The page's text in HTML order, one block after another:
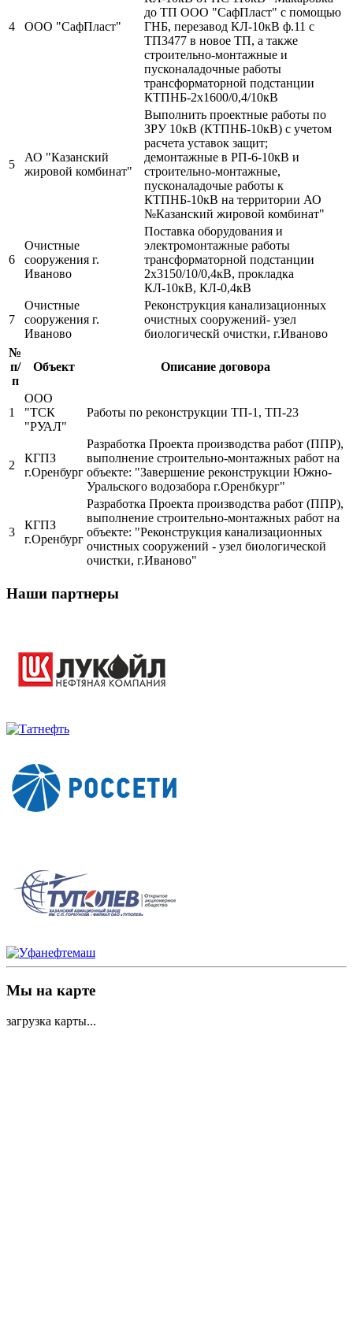
4 ООО "СафПласт"
до ТП ООО "СафПласт" с помощью
ГНБ, перезавод КЛ-10кВ ф.11 с
ТП3477 в новое ТП, а также
строительно-монтажные и
пусконаладочные работы
трансформаторной подстанции
КТПНБ-2х1600/0,4/10кВ
5
АО "Казанский
жировой комбинат"
Выполнить проектные работы по
ЗРУ 10кВ (КТПНБ-10кВ) с учетом
расчета уставок защит;
демонтажные в РП-6-10кВ и
строительно-монтажные,
пусконаладочые работы к
КТПНБ-10кВ на территории АО
№Казанский жировой комбинат"
6
Очистные
сооружения г.
Иваново
Поставка оборудования и
электромонтажные работы
трансформаторной подстанции
2х3150/10/0,4кВ, прокладка
КЛ-10кВ, КЛ-0,4кВ
7
Очистные
сооружения г.
Иваново
Реконструкция канализационных
очистных сооружений- узел
биологическй очистки, г.Иваново
№
п/
п
Объект Описание договора
1
ООО
"ТСК
"РУАЛ"
Работы по реконструкции ТП-1, ТП-23
2
КГПЗ
г.Оренбург
Разработка Проекта производства работ (ППР),
выполнение строительно-монтажных работ на
объекте: "Завершение реконструкции Южно-
Уральского водозабора г.Оренбкург"
3
КГПЗ
г.Оренбург
Разработка Проекта производства работ (ППР),
выполнение строительно-монтажных работ на
объекте: "Реконструкция канализационных
очистных сооружений - узел биологической
очистки, г.Иваново"
Наши партнеры
Мы на карте
загрузка карты...